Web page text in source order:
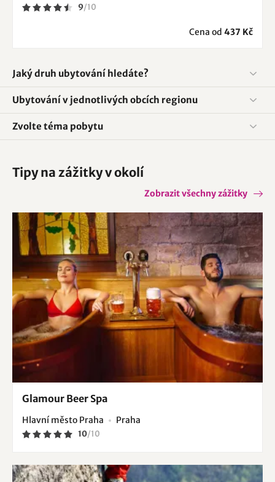
9/10
Cena od 437 Kč
Jaký druh ubytování hledáte?
Ubytování v jednotlivých obcích regionu
Zvolte téma pobytu
Tipy na zážitky v okolí
Zobrazit všechny zážitky
Glamour Beer Spa
Hlavní město Praha Praha
10/10